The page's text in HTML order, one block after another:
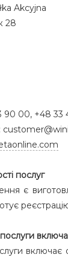
Akcyjna
28
90 00, +48 33
послуг
є
послуги